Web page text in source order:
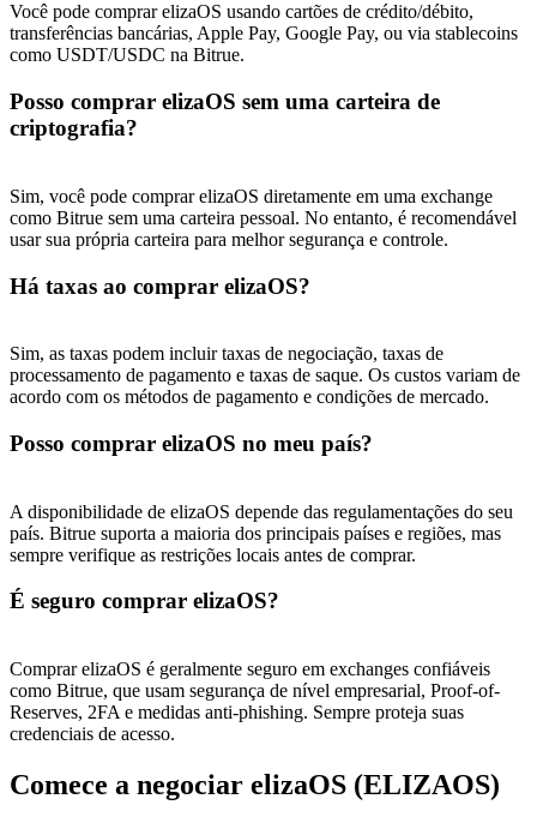
Você pode comprar elizaOS usando cartões de crédito/débito,
transferências bancárias, Apple Pay, Google Pay, ou via stablecoins
como USDT/USDC na Bitrue.
Posso comprar elizaOS sem uma carteira de
criptografia?
Sim, você pode comprar elizaOS diretamente em uma exchange
como Bitrue sem uma carteira pessoal. No entanto, é recomendável
usar sua própria carteira para melhor segurança e controle.
Há taxas ao comprar elizaOS?
Sim, as taxas podem incluir taxas de negociação, taxas de
processamento de pagamento e taxas de saque. Os custos variam de
acordo com os métodos de pagamento e condições de mercado.
Posso comprar elizaOS no meu país?
A disponibilidade de elizaOS depende das regulamentações do seu
país. Bitrue suporta a maioria dos principais países e regiões, mas
sempre verifique as restrições locais antes de comprar.
É seguro comprar elizaOS?
Comprar elizaOS é geralmente seguro em exchanges confiáveis ​​
como Bitrue, que usam segurança de nível empresarial, Proof-of-
Reserves, 2FA e medidas anti-phishing. Sempre proteja suas
credenciais de acesso.
Comece a negociar elizaOS (ELIZAOS)